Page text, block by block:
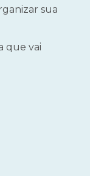
sua
que vai